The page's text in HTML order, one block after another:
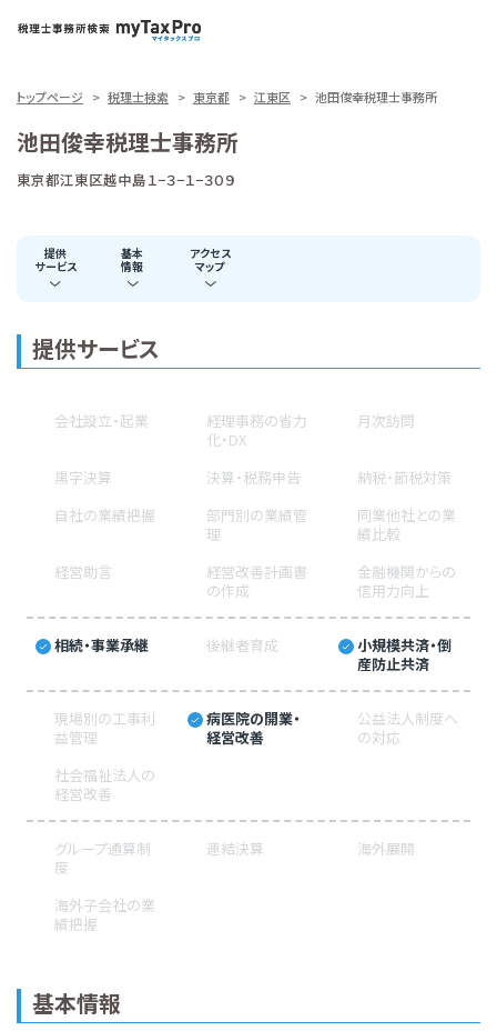
トップページ 税理士検索 東京都 江東区 池田俊幸税理士事務所
池田俊幸税理士事務所
東京都江東区越中島１−３−１−３０９
提供
サービス
基本
情報
アクセス
マップ
提供サービス
会社設立・起業
経理事務の省力
化・DX
月次訪問
黒字決算 決算・税務申告
納税・節税対策
自社の業績把握
部門別の業績管
理
同業他社との業
績比較
経営助言
経営改善計画書
の作成
金融機関からの
信用力向上
相続・事業承継 後継者育成
小規模共済・倒
産防止共済
現場別の工事利
益管理
病医院の開業・
経営改善
公益法人制度へ
の対応
社会福祉法人の
経営改善
グループ通算制
度
連結決算 海外展開
海外子会社の業
績把握
基本情報